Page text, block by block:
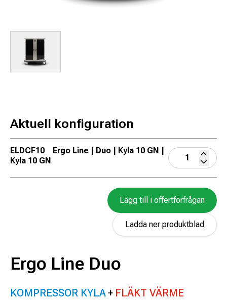
Ergo Line Duo
KOMPRESSOR KYLA FLÄKT VÄRME
Aktuell konfiguration
ELDCF10
Ergo Line | Duo | Kyla 10 GN |
Kyla 10 GN
Lägg till i offertförfrågan
Ladda ner produktblad